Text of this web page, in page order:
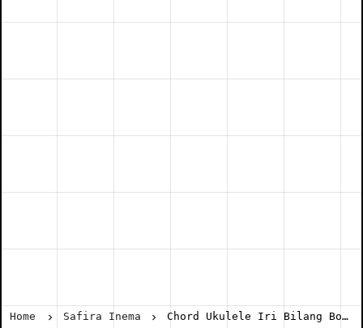
Home Safira Inema Chord Ukulele Iri Bilang Bos - Safira Inema